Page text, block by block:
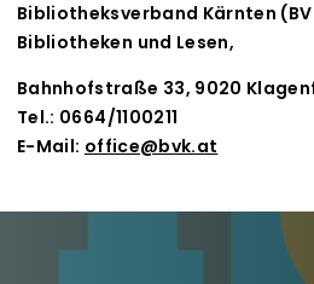
Bibliotheksverband Kärnten
Bibliotheken und Lesen,
Bahnhofstraße 33, 9020
Tel.: 0664/1100211
E-Mail: office@bvk.at